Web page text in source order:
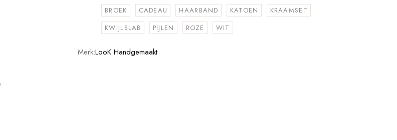
BROEK
CADEAU HAARBAND KATOEN
KRAAMSET
KWIJLSLAB
PIJLEN ROZE WIT
Merk:LooK Handgemaakt